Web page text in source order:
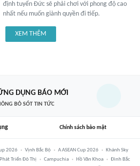
định tuyển Đức sẽ phải chơi với phong độ cao
nhất nếu muốn giành quyền đi tiếp.
XEM THÊM
DỤNG BÁO MỚI
BỎ SÓT TIN TỨC
Chính sách bảo mật
2026 Vịnh Bắc Bộ A ASEAN Cup 2026
Khánh Sky
Triển Đô Thị Campuchia Hồ Văn Khoa
Đình Bắc